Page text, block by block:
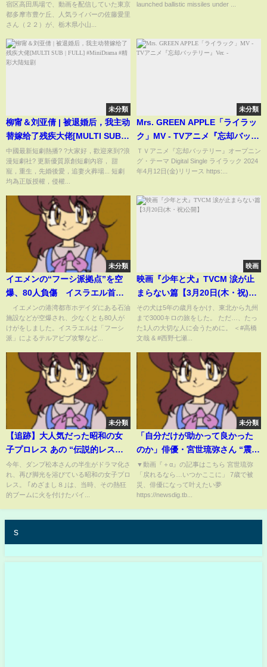
んが〇された事情が酷すぎる
宿区高田馬場で、動画を配信していた東京
都多摩市豊ケ丘、人気ライバーの佐藤愛里
さん（２２）が、栃木県小山...
Inauguration (1080P)
launched ballistic missiles under ...
未分類
柳甯＆刘亚倩 | 被退婚后，我主动
替嫁给了残疾大佬[MULTI SUB |
FULL] #MiniDrama #精彩大陆短
剧
中國最新短劇熱播? ?大家好，歡迎來到?浪
漫短劇社? 更新優質原創短劇內容， 甜
寵，重生，先婚後愛，追妻火葬場... 短劇
均為正版授權，侵權...
未分類
Mrs. GREEN APPLE「ライラッ
ク」MV - TVアニメ『忘却バッテ
リー』Ver. -
ＴＶアニメ『忘却バッテリー』オープニン
グ・テーマ Digital Single ライラック 2024
年4月12日(金)リリース https:...
未分類
イエメンの“フーシ派拠点”を空
爆、80人負傷 イスラエル首相
「報復だ」(2024年7月21日)
イエメンの港湾都市ホデイダにある石油
施設などが空爆され、少なくとも80人が
けがをしました。イスラエルは「フーシ
派」によるテルアビブ攻撃など...
映画
映画『少年と犬』TVCM 涙が止
まらない篇【3月20日(木・祝)公
開】
その犬は5年の歳月をかけ、東北から九州
まで3000キロの旅をした。 ただ…、たっ
た1人の大切な人に会うために。 ＜#高橋
文哉 & #西野七瀬...
未分類
【追跡】大人気だった昭和の女
子プロレス あの “伝説的レスラ
ー” は今どこに？【めざまし８ニ
ュース】
今年、ダンプ松本さんの半生がドラマ化さ
れ、再び脚光を浴びている昭和の女子プロ
レス。 ｢めざまし８｣は、当時、その熱狂
的ブームに火を付けたパイ...
未分類
「自分だけが助かって良かった
のか」俳優・宮世琉弥さん “震災
当時の地元”12年ぶりにたど
る…“自分のいのち、なぜ守られ
たか”【つなぐ、つながる】｜
▼動画『＋α』の記事はこちら 宮世琉弥
「戻れるなら…いつかここに」 7歳で被
災、俳優になって叶えたい夢
https://newsdig.tb...
s